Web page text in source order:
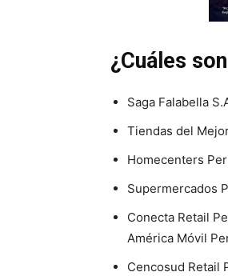
¿Cuáles
Saga Falabella
Tiendas del
Homecenters
Supermercados
Conecta Retail
América Móvil
Cencosud Retail